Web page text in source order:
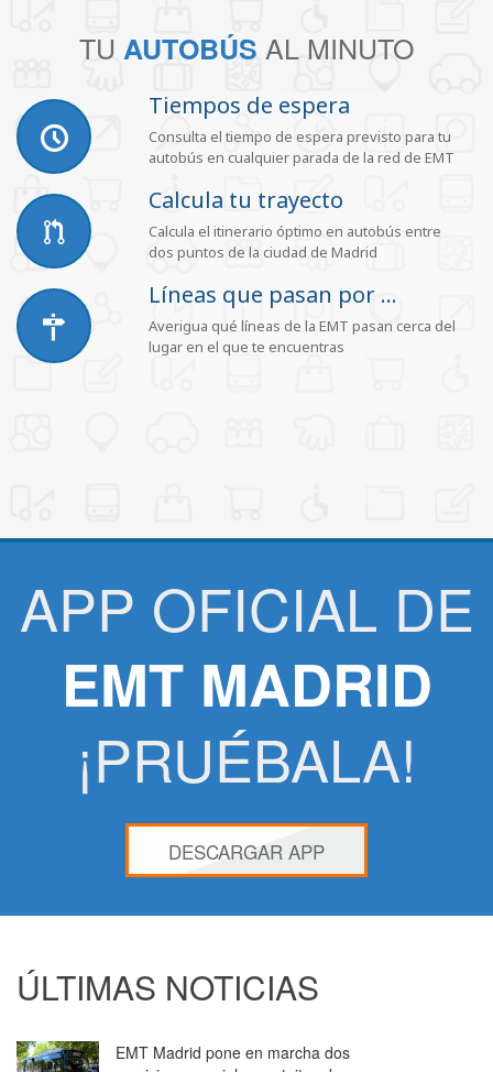
TU AUTOBÚS AL MINUTO
Tiempos de espera
Consulta el tiempo de espera previsto para tu
autobús en cualquier parada de la red de EMT
Calcula tu trayecto
Calcula el itinerario óptimo en autobús entre
dos puntos de la ciudad de Madrid
Líneas que pasan por ...
Averigua qué líneas de la EMT pasan cerca del
lugar en el que te encuentras
APP OFICIAL DE
EMT MADRID
¡PRUÉBALA!
DESCARGAR APP
ÚLTIMAS NOTICIAS
EMT Madrid pone en marcha dos